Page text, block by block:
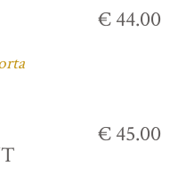
€ 44.00
€ 45.00